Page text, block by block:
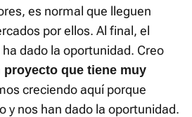
es normal que lleguen
por ellos. Al final, el
dado la oportunidad. Creo
proyecto que tiene muy
creciendo aquí porque
y nos han dado la oportunidad.